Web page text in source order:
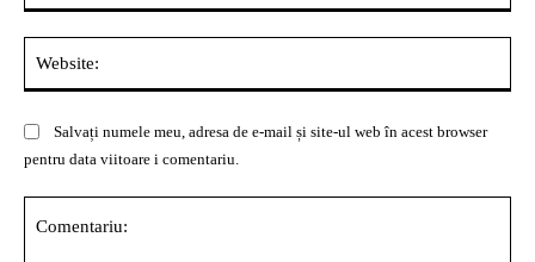
Salvați numele meu, adresa de e-mail și site-ul web în acest browser
pentru data viitoare i comentariu.